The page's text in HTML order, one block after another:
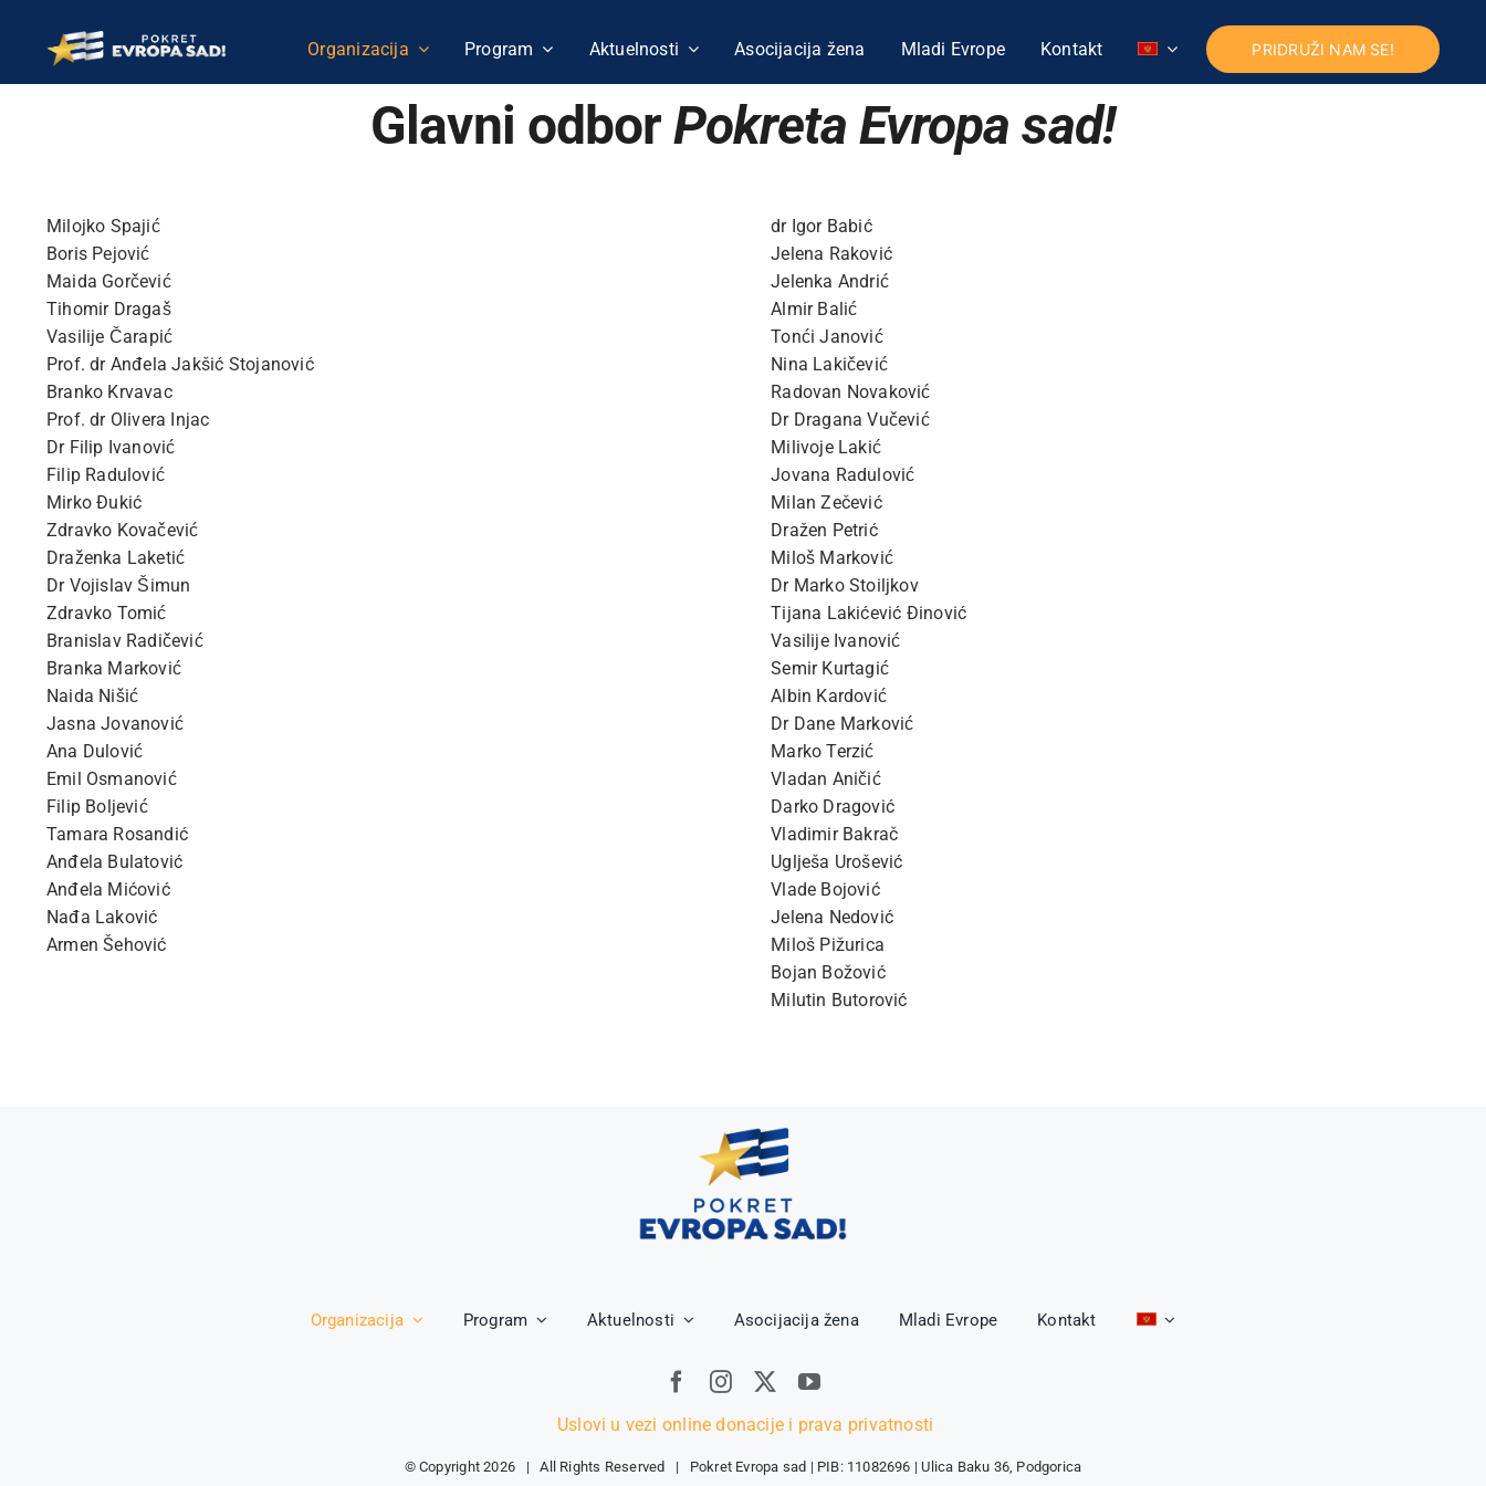
content
Organizacija Program Aktuelnosti Asocijacija žena Mladi Evrope Kontakt PRIDRUŽI NAM SE!
Glavni odborPokreta Evropa sad!
Milojko Spajić
Boris Pejović
Maida Gorčević
Tihomir Dragaš
Vasilije Čarapić
Prof. dr Anđela Jakšić Stojanović
Branko Krvavac
Prof. dr Olivera Injac
Dr Filip Ivanović
Filip Radulović
Mirko Đukić
Zdravko Kovačević
Draženka Laketić
Dr Vojislav Šimun
Zdravko Tomić
Branislav Radičević
Branka Marković
Naida Nišić
Jasna Jovanović
Ana Dulović
Emil Osmanović
Filip Boljević
Tamara Rosandić
Anđela Bulatović
Anđela Mićović
Nađa Laković
Armen Šehović
dr Igor Babić
Jelena Raković
Jelenka Andrić
Almir Balić
Tonći Janović
Nina Lakičević
Radovan Novaković
Dr Dragana Vučević
Milivoje Lakić
Jovana Radulović
Milan Zečević
Dražen Petrić
Miloš Marković
Dr Marko Stoiljkov
Tijana Lakićević Đinović
Vasilije Ivanović
Semir Kurtagić
Albin Kardović
Dr Dane Marković
Marko Terzić
Vladan Aničić
Darko Dragović
Vladimir Bakrač
Uglješa Urošević
Vlade Bojović
Jelena Nedović
Miloš Pižurica
Bojan Božović
Milutin Butorović
Organizacija Program Aktuelnosti Asocijacija žena Mladi Evrope Kontakt
Uslovi u vezi online donacije i prava privatnosti
© Copyright 2026 | All Rights Reserved | Pokret Evropa sad | PIB: 11082696 | Ulica Baku 36, Podgorica